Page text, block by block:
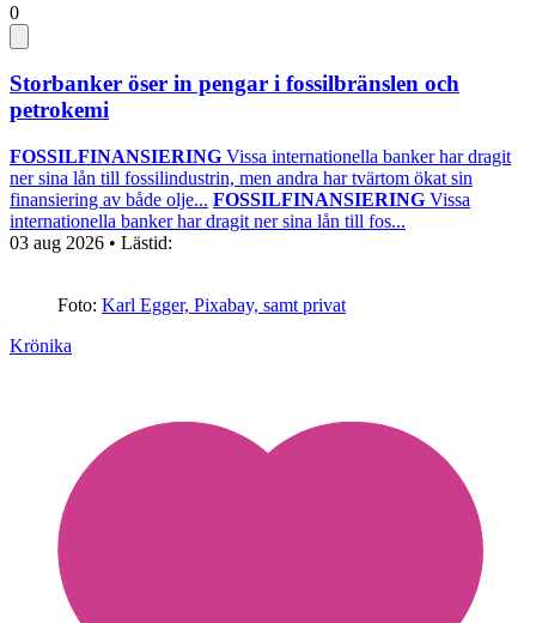
0
Storbanker öser in pengar i fossilbränslen och
petrokemi
FOSSILFINANSIERING Vissa internationella banker har dragit
ner sina lån till fossilindustrin, men andra har tvärtom ökat sin
finansiering av både olje... FOSSILFINANSIERING Vissa
internationella banker har dragit ner sina lån till fos...
03 aug 2026 • Lästid:
Foto: Karl Egger, Pixabay, samt privat
Krönika